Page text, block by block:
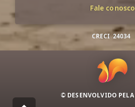
Fale conosco
CRECI 24034
© DESENVOLVIDO PELA